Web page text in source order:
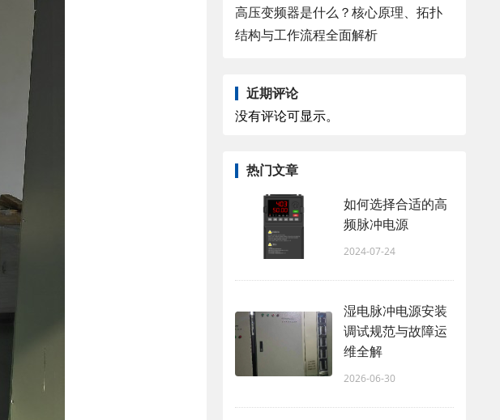
高压变频器是什么？核心原理、拓扑
结构与工作流程全面解析
近期评论
没有评论可显示。
热门文章
如何选择合适的高
频脉冲电源
2024-07-24
湿电脉冲电源安装
调试规范与故障运
维全解
2026-06-30